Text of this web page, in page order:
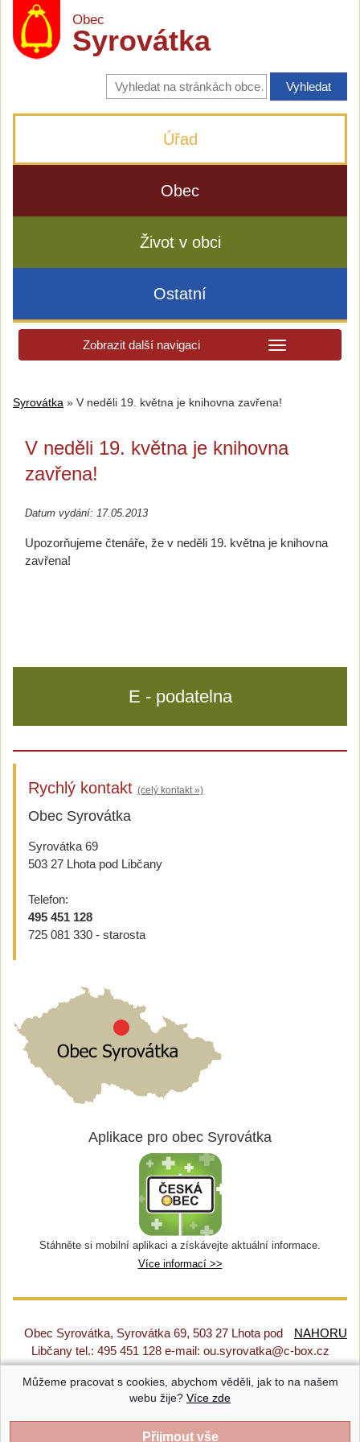
Obec
Syrovátka
Vyhledávání
na
stránkách
Úřad
Obec
Život v obci
Ostatní
Zobrazit další navigaci
Syrovátka » V neděli 19. května je knihovna zavřena!
V neděli 19. května je knihovna
zavřena!
Datum vydání: 17.05.2013
Upozorňujeme čtenáře, že v neděli 19. května je knihovna
zavřena!
E - podatelna
Rychlý kontakt (celý kontakt »)
Obec Syrovátka
Syrovátka 69
503 27 Lhota pod Libčany
Telefon:
495 451 128
725 081 330 - starosta
Aplikace pro obec Syrovátka
Stáhněte si mobilní aplikaci a získávejte aktuální informace.
Více informací >>
NAHORU
Obec Syrovátka, Syrovátka 69, 503 27 Lhota pod
Libčany tel.: 495 451 128 e-mail: ou.syrovatka@c-box.cz
Prohlášení o přístupnosti|Původní web|Nastavení cookies
Můžeme pracovat s cookies, abychom věděli, jak to na našem
webu žije? Více zde